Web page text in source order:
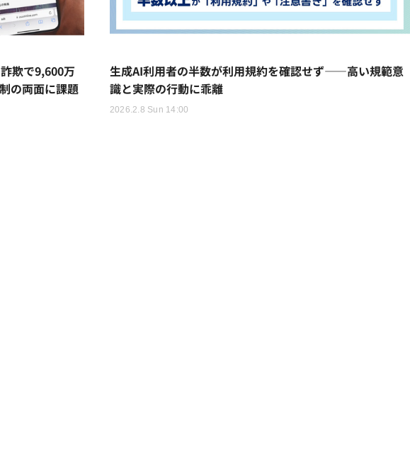
欺で9,600万
の両面に課題
生成AI利用者の半数が利用規約を確認せず――高い規範意
識と実際の行動に乖離
2026.2.8 Sun 14:00